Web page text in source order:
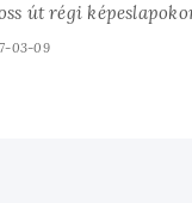
út régi
03-09